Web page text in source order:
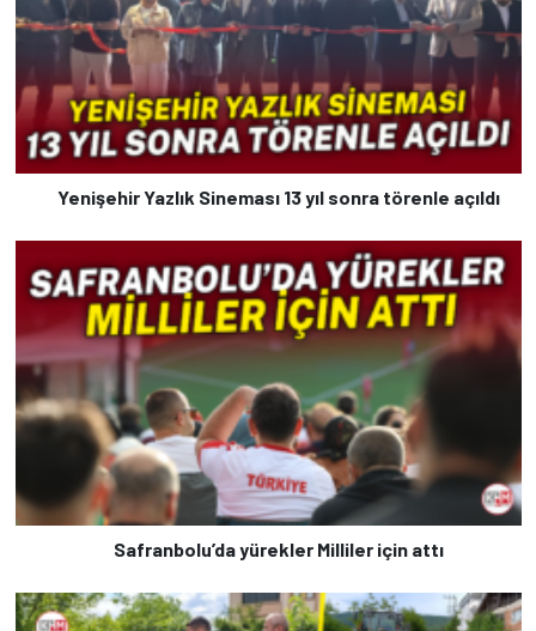
Yenişehir Yazlık Sineması 13 yıl sonra törenle açıldı
Safranbolu’da yürekler Milliler için attı